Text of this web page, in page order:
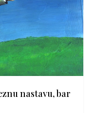
nastavu, bar